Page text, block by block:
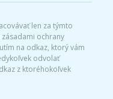
len za týmto
ochrany
na odkaz, ktorý vám
odvolať
z ktoréhokoľvek